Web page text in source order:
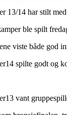
13/14 har stilt
ble spilt
viste både god
spilte godt og
vant